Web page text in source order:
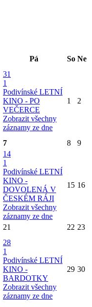
Pá So Ne
31
1
Podivínské LETNÍ
KINO - PO
VEČERCE
Zobrazit všechny
záznamy ze dne
1 2
7 8 9
14
1
Podivínské LETNÍ
KINO -
DOVOLENÁ V
ČESKÉM RÁJI
Zobrazit všechny
záznamy ze dne
15 16
21 22 23
28
1
Podivínské LETNÍ
KINO -
BARDOTKY
Zobrazit všechny
záznamy ze dne
29 30